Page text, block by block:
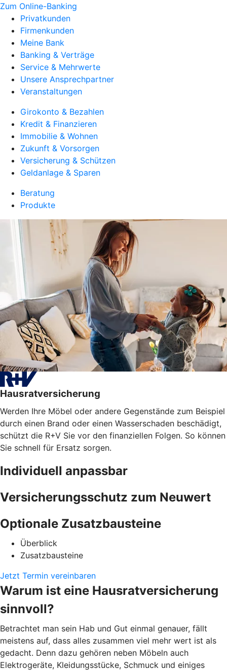
Zum Online-Banking
Privatkunden
Firmenkunden
Meine Bank
Banking & Verträge
Service & Mehrwerte
Unsere Ansprechpartner
Veranstaltungen
Girokonto & Bezahlen
Kredit & Finanzieren
Immobilie & Wohnen
Zukunft & Vorsorgen
Versicherung & Schützen
Geldanlage & Sparen
Beratung
Produkte
Hausratversicherung
Werden Ihre Möbel oder andere Gegenstände zum Beispiel
durch einen Brand oder einen Wasserschaden beschädigt,
schützt die R+V Sie vor den finanziellen Folgen. So können
Sie schnell für Ersatz sorgen.
Individuell anpassbar
Versicherungsschutz zum Neuwert
Optionale Zusatzbausteine
Überblick
Zusatzbausteine
Jetzt Termin vereinbaren
Warum ist eine Hausratversicherung
sinnvoll?
Betrachtet man sein Hab und Gut einmal genauer, fällt
meistens auf, dass alles zusammen viel mehr wert ist als
gedacht. Denn dazu gehören neben Möbeln auch
Elektrogeräte, Kleidungsstücke, Schmuck und einiges